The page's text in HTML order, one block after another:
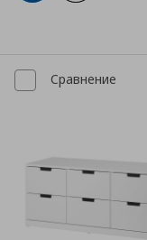
Сравнение